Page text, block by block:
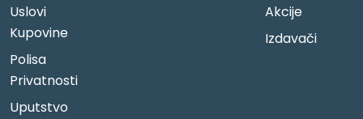
Uslovi
Kupovine
Polisa
Privatnosti
Uputstvo
Akcije
Izdavači